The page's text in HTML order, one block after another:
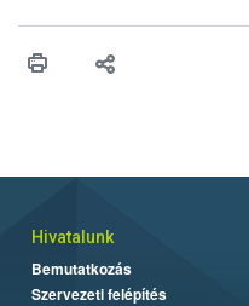
vonni az ebek
Hivatalunk
Bemutatkozás
Szervezeti felépítés